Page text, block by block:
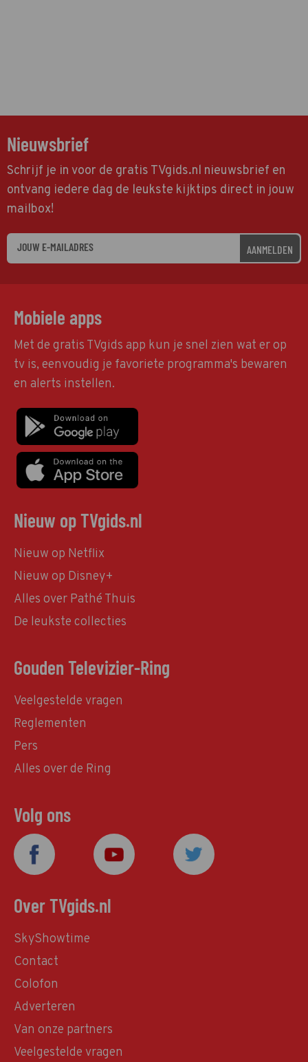
Nieuwsbrief
Schrijf je in voor de gratis TVgids.nl nieuwsbrief en
ontvang iedere dag de leukste kijktips direct in jouw
mailbox!
AANMELDEN
Mobiele apps
Met de gratis TVgids app kun je snel zien wat er op
tv is, eenvoudig je favoriete programma's bewaren
en alerts instellen.
Nieuw op TVgids.nl
Nieuw op Netflix
Nieuw op Disney+
Alles over Pathé Thuis
De leukste collecties
Gouden Televizier-Ring
Veelgestelde vragen
Reglementen
Pers
Alles over de Ring
Volg ons
Over TVgids.nl
SkyShowtime
Contact
Colofon
Adverteren
Van onze partners
Veelgestelde vragen